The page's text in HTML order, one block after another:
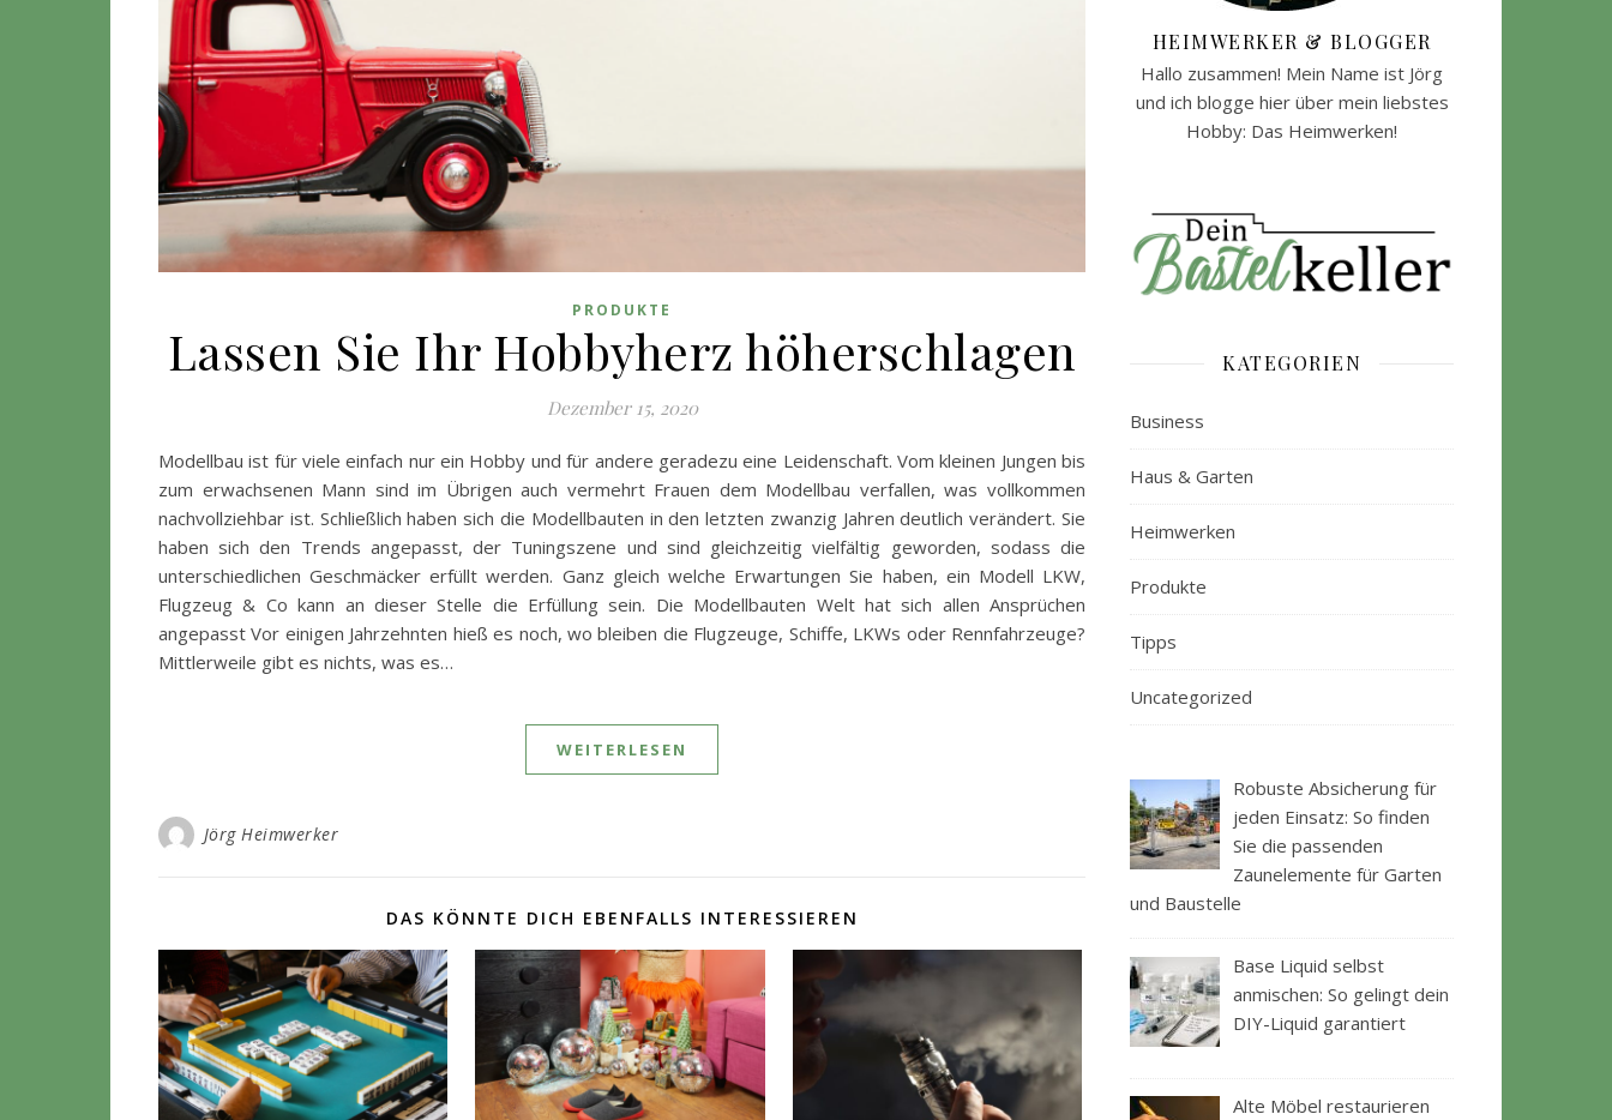
PRODUKTE
Lassen Sie Ihr Hobbyherz höherschlagen
Dezember 15, 2020
Modellbau ist für viele einfach nur ein Hobby und für andere geradezu eine Leidenschaft. Vom kleinen Jungen bis
zum erwachsenen Mann sind im Übrigen auch vermehrt Frauen dem Modellbau verfallen, was vollkommen
nachvollziehbar ist. Schließlich haben sich die Modellbauten in den letzten zwanzig Jahren deutlich verändert. Sie
haben sich den Trends angepasst, der Tuningszene und sind gleichzeitig vielfältig geworden, sodass die
unterschiedlichen Geschmäcker erfüllt werden. Ganz gleich welche Erwartungen Sie haben, ein Modell LKW,
Flugzeug & Co kann an dieser Stelle die Erfüllung sein. Die Modellbauten Welt hat sich allen Ansprüchen
angepasst Vor einigen Jahrzehnten hieß es noch, wo bleiben die Flugzeuge, Schiffe, LKWs oder Rennfahrzeuge?
Mittlerweile gibt es nichts, was es…
WEITERLESEN
Jörg Heimwerker
DAS KÖNNTE DICH EBENFALLS INTERESSIEREN
HEIMWERKER & BLOGGER
Hallo zusammen! Mein Name ist Jörg
und ich blogge hier über mein liebstes
Hobby: Das Heimwerken!
KATEGORIEN
Business
Haus & Garten
Heimwerken
Produkte
Tipps
Uncategorized
Robuste Absicherung für
jeden Einsatz: So finden
Sie die passenden
Zaunelemente für Garten
und Baustelle
Base Liquid selbst
anmischen: So gelingt dein
DIY-Liquid garantiert
Alte Möbel restaurieren